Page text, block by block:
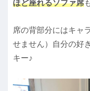
ほど座れるソファ席
席の背部分にはキャ
せません）自分の好
キー♪